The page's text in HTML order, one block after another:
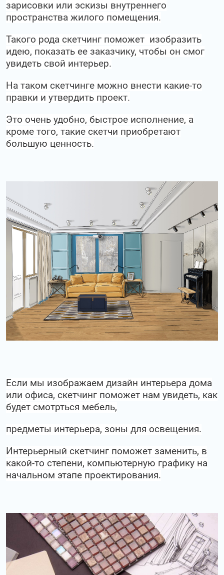
зарисовки или эскизы внутреннего
пространства жилого помещения.
Такого рода скетчинг поможет изобразить
идею, показать ее заказчику, чтобы он смог
увидеть свой интерьер.
На таком скетчинге можно внести какие-то
правки и утвердить проект.
Это очень удобно, быстрое исполнение, а
кроме того, такие скетчи приобретают
большую ценность.
Если мы изображаем дизайн интерьера дома
или офиса, скетчинг поможет нам увидеть, как
будет смотрться мебель,
предметы интерьера, зоны для освещения.
Интерьерный скетчинг поможет заменить, в
какой-то степени, компьютерную графику на
начальном этапе проектирования.